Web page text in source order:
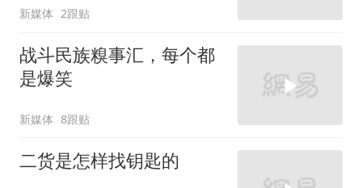
新媒体 2跟贴
战斗民族糗事汇，每个都
是爆笑
新媒体 8跟贴
二货是怎样找钥匙的